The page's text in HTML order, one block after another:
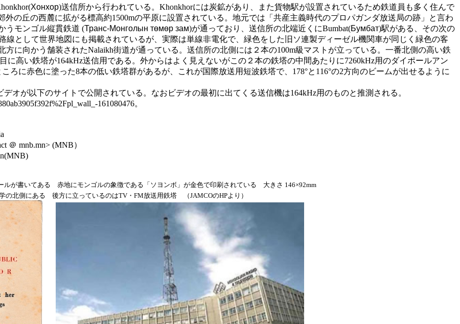
Хонхор)送信所から行われている。Khonkhorには炭鉱があり、また貨物駅が設置されているため鉄道員も多く住んで
外の丘の西麓に拡がる標高約1500mの平原に設置されている。地元では「共産主義時代のプロパガンダ放送局の跡」と言わ
うモンゴル縦貫鉄道 (Транс-Монголын төмөр зам)が通っており、送信所の北端近くにBumbat(Бумбат)駅がある、その次の
線として世界地図にも掲載されているが、実際は単線非電化で、緑色をした旧ソ連製ディーゼル機関車が同じく緑色の客
に向かう舗装されたNalaikh街道が通っている。送信所の北側には２本の100m級マストが立っている。一番北側の高い鉄
に高い鉄塔が164kHz送信用である。外からはよく見えないがこの２本の鉄塔の中間あたりに7260kHz用のダイポールアン
ろに赤色に塗った8本の低い鉄塔群があるが、これが国際放送用短波鉄塔で、178°と116°の2方向のビームが出せるように
オが以下のサイトで公開されている。なおビデオの最初に出てくる送信機は164kHz用のものと推測される。
161080476。
＠ mnb.mn> (MNB）
ルが書いてある 赤地にモンゴルの象徴である「ソヨンボ」が金色で印刷されている 大きさ 146×92mm
の北側にある 後方に立っているのはTV・FM放送用鉄塔 （JAMCOのHPより）